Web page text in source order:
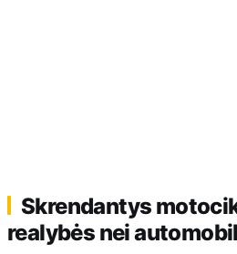
Skrendantys
realybės nei